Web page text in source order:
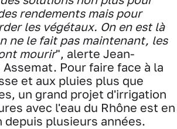
rendements mais pour
les végétaux. On en est là
ne le fait pas maintenant, les
mourir", alerte Jean-
Assemat. Pour faire face à la
et aux pluies plus que
un grand projet d'irrigation
avec l'eau du Rhône est en
depuis plusieurs années.